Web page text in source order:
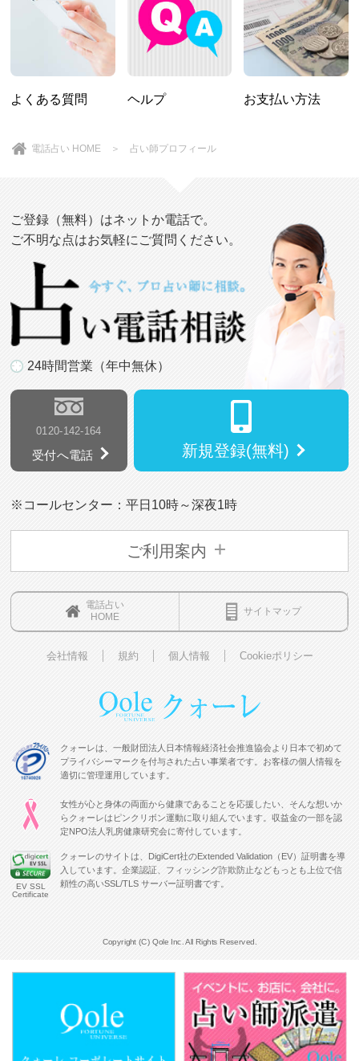
よくある質問 ヘルプ お支払い方法
電話占い HOME ＞ 占い師プロフィール
ご登録（無料）はネットか電話で。
ご不明な点はお気軽にご質問ください。
24時間営業（年中無休）
0120-142-164
受付へ電話 新規登録(無料)
※コールセンター：平日10時～深夜1時
ご利用案内
電話占い
HOME
サイトマップ
会社情報 規約 個人情報 Cookieポリシー
クォーレは、一般財団法人日本情報経済社会推進協会より日本で初めて
プライバシーマークを付与された占い事業者です。お客様の個人情報を
適切に管理運用しています。
女性が心と身体の両面から健康であることを応援したい、そんな想いか
らクォーレはピンクリボン運動に取り組んでいます。収益金の一部を認
定NPO法人乳房健康研究会に寄付しています。
EV SSL
Certificate
クォーレのサイトは、DigiCert社のExtended Validation（EV）証明書を導
入しています。企業認証、フィッシング詐欺防止などもっとも上位で信
頼性の高いSSL/TLS サーバー証明書です。
Copyright (C) Qole Inc. All Rights Reserved.